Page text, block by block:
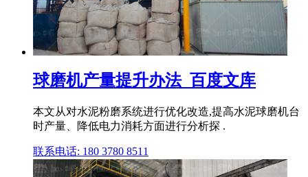
球磨机产量提升办法_百度文库
本文从对水泥粉磨系统进行优化改造,提高水泥球磨机台
时产量、降低电力消耗方面进行分析探 .
联系电话: 180 3780 8511